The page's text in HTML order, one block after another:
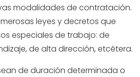
modalidades de contratación.
leyes y decretos que
especiales de trabajo: de
de alta dirección, etcétera.
de duración determinada o